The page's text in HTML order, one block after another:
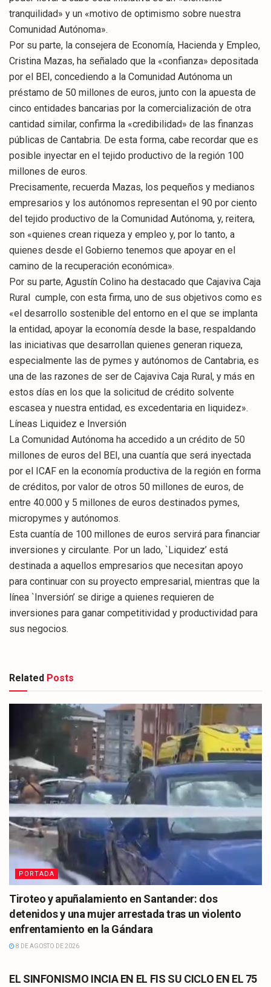
tranquilidad» y un «motivo de optimismo sobre nuestra
Comunidad Autónoma».
Por su parte, la consejera de Economía, Hacienda y Empleo,
Cristina Mazas, ha señalado que la «confianza» depositada
por el BEI, concediendo a la Comunidad Autónoma un
préstamo de 50 millones de euros, junto con la apuesta de
cinco entidades bancarias por la comercialización de otra
cantidad similar, confirma la «credibilidad» de las finanzas
públicas de Cantabria. De esta forma, cabe recordar que es
posible inyectar en el tejido productivo de la región 100
millones de euros.
Precisamente, recuerda Mazas, los pequeños y medianos
empresarios y los autónomos representan el 90 por ciento
del tejido productivo de la Comunidad Autónoma, y, reitera,
son «quienes crean riqueza y empleo y, por lo tanto, a
quienes desde el Gobierno tenemos que apoyar en el
camino de la recuperación económica».
Por su parte, Agustín Colino ha destacado que Cajaviva Caja
Rural cumple, con esta firma, uno de sus objetivos como es
«el desarrollo sostenible del entorno en el que se implanta
la entidad, apoyar la economía desde la base, respaldando
las iniciativas que desarrollan quienes generan riqueza,
especialmente las de pymes y autónomos de Cantabria, es
una de las razones de ser de Cajaviva Caja Rural, y más en
estos días en los que la solicitud de crédito solvente
escasea y nuestra entidad, es excedentaria en liquidez».
Líneas Liquidez e Inversión
La Comunidad Autónoma ha accedido a un crédito de 50
millones de euros del BEI, una cuantía que será inyectada
por el ICAF en la economía productiva de la región en forma
de créditos, por valor de otros 50 millones de euros, de
entre 40.000 y 5 millones de euros destinados pymes,
micropymes y autónomos.
Esta cuantía de 100 millones de euros servirá para financiar
inversiones y circulante. Por un lado, `Liquidez’ está
destinada a aquellos empresarios que necesitan apoyo
para continuar con su proyecto empresarial, mientras que la
línea `Inversión’ se dirige a quienes requieren de
inversiones para ganar competitividad y productividad para
sus negocios.
Related Posts
PORTADA
Tiroteo y apuñalamiento en Santander: dos
detenidos y una mujer arrestada tras un violento
enfrentamiento en la Gándara
8 DE AGOSTO DE 2026
EL SINFONISMO INCIA EN EL FIS SU CICLO EN EL 75